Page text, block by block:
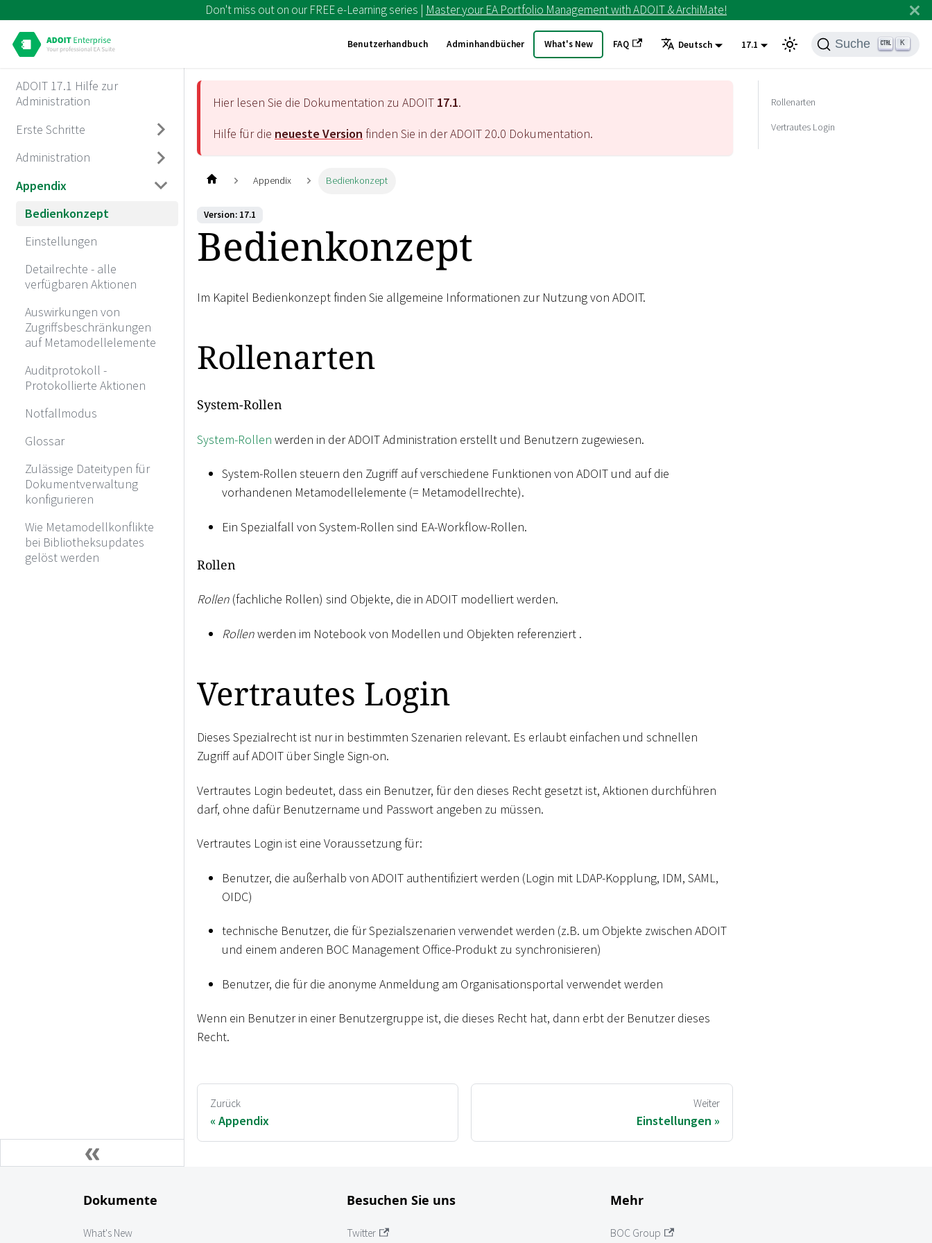
Don't miss out on our FREE e-Learning series | Master your EA Portfolio Management with ADOIT & ArchiMate!
Benutzerhandbuch Adminhandbücher What's New FAQ Deutsch 17.1 Suche K
ADOIT 17.1 Hilfe zur
Administration
Erste Schritte
Administration
Appendix
Bedienkonzept
Einstellungen
Detailrechte - alle
verfügbaren Aktionen
Auswirkungen von
Zugriffsbeschränkungen
auf Metamodellelemente
Auditprotokoll -
Protokollierte Aktionen
Notfallmodus
Glossar
Zulässige Dateitypen für
Dokumentverwaltung
konfigurieren
Wie Metamodellkonflikte
bei Bibliotheksupdates
gelöst werden
Hier lesen Sie die Dokumentation zu ADOIT 17.1.
Hilfe für die neueste Version finden Sie in der ADOIT20.0 Dokumentation.
Appendix Bedienkonzept
Version: 17.1
Bedienkonzept
Im Kapitel Bedienkonzept finden Sie allgemeine Informationen zur Nutzung von ADOIT.
Rollenarten
System-Rollen
System-Rollen werden in der ADOIT Administration erstellt und Benutzern zugewiesen.
System-Rollen steuern den Zugriff auf verschiedene Funktionen von ADOIT und auf die
vorhandenen Metamodellelemente (= Metamodellrechte).
Ein Spezialfall von System-Rollen sind EA-Workflow-Rollen.
Rollen
Rollen (fachliche Rollen) sind Objekte, die in ADOIT modelliert werden.
Rollenwerden im Notebook von Modellen und Objekten referenziert .
Vertrautes Login
Dieses Spezialrecht ist nur in bestimmten Szenarien relevant. Es erlaubt einfachen und schnellen
Zugriff auf ADOIT über Single Sign-on.
Vertrautes Login bedeutet, dass ein Benutzer, für den dieses Recht gesetzt ist, Aktionen durchführen
darf, ohne dafür Benutzername und Passwort angeben zu müssen.
Vertrautes Login ist eine Voraussetzung für:
Benutzer, die außerhalb von ADOIT authentifiziert werden (Login mit LDAP-Kopplung, IDM, SAML,
OIDC)
technische Benutzer, die für Spezialszenarien verwendet werden (z.B. um Objekte zwischen ADOIT
und einem anderen BOC Management Office-Produkt zu synchronisieren)
Benutzer, die für die anonyme Anmeldung am Organisationsportal verwendet werden
Wenn ein Benutzer in einer Benutzergruppe ist, die dieses Recht hat, dann erbt der Benutzer dieses
Recht.
Zurück
Appendix
Weiter
Einstellungen
Rollenarten
Vertrautes Login
Dokumente
What's New
Besuchen Sie uns
Twitter
Mehr
BOC Group